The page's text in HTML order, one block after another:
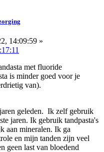
14:09:59 »
met fluoride
is minder goed voor je
van).
geleden. Ik zelf gebruik
jaren. Ik gebruik tandpasta's
aan mineralen. Ik ga
en mijn tanden zijn veel
geen last van bloedend